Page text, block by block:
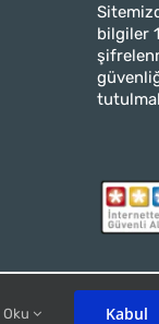
bilgiler
Oku Kabul